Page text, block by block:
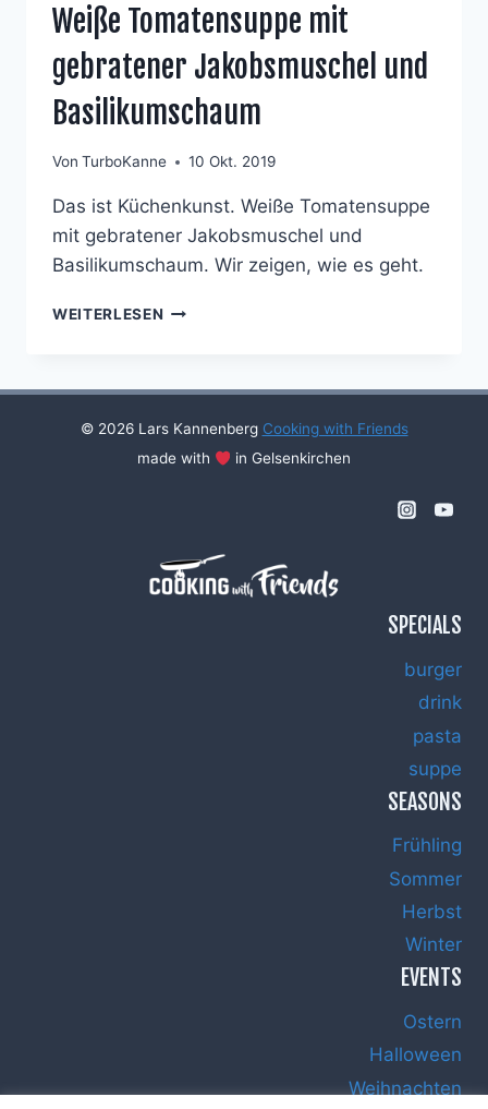
Weiße Tomatensuppe mit
gebratener Jakobsmuschel und
Basilikumschaum
Von TurboKanne 10 Okt. 2019
Das ist Küchenkunst. Weiße Tomatensuppe
mit gebratener Jakobsmuschel und
Basilikumschaum. Wir zeigen, wie es geht.
WEITERLESEN WEISSE T
AKOBSMUSCHEL U
ND B
© 2026 Lars Kannenberg Cooking with Friends
made with
in Gelsenkirchen
SPECIALS
burger
drink
pasta
suppe
SEASONS
Frühling
Sommer
Herbst
Winter
EVENTS
Ostern
Halloween
Weihnachten